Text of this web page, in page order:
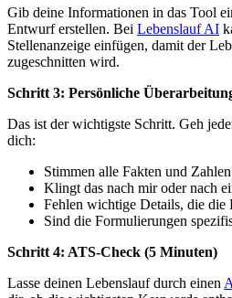
Gib deine Informationen in das Tool
Entwurf erstellen. Bei Lebenslauf AI
Stellenanzeige einfügen, damit der
zugeschnitten wird.
Schritt 3: Persönliche
Das ist der wichtigste Schritt. Geh
dich:
Stimmen alle Fakten und
Klingt das nach mir oder nach
Fehlen wichtige Details, die die
Sind die Formulierungen
Schritt 4: ATS-Check (5 Minuten)
Lasse deinen Lebenslauf durch einen